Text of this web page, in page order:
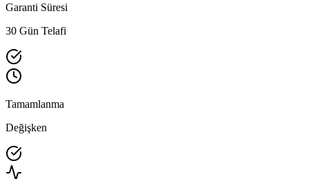
Garanti Süresi
30 Gün Telafi
Tamamlanma
Değişken